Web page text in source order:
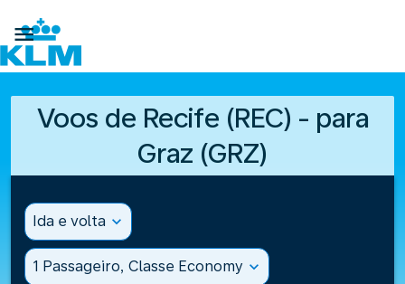

Voos de Recife (REC) - para
Graz (GRZ)
Ida e volta expand_more
1 Passageiro, Classe Economy expand_more